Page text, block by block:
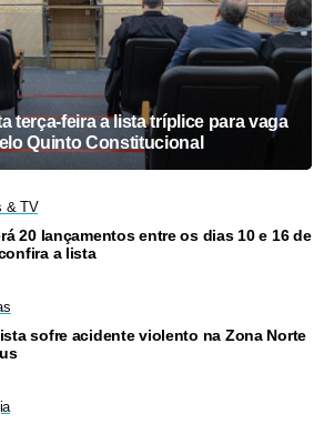
terça-feira a lista tríplice para vaga
Quinto Constitucional
& TV
20 lançamentos entre os dias 10 e 16 de
a lista
sofre acidente violento na Zona Norte